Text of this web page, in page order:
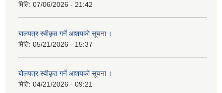
मिति: 07/06/2026 - 21:42
बालपत्र स्वीकृत गर्ने आशयको सूचना ।
मिति: 05/21/2026 - 15:37
बोलपत्र स्वीकृत गर्ने आशयको सूचना ।
मिति: 04/21/2026 - 09:21